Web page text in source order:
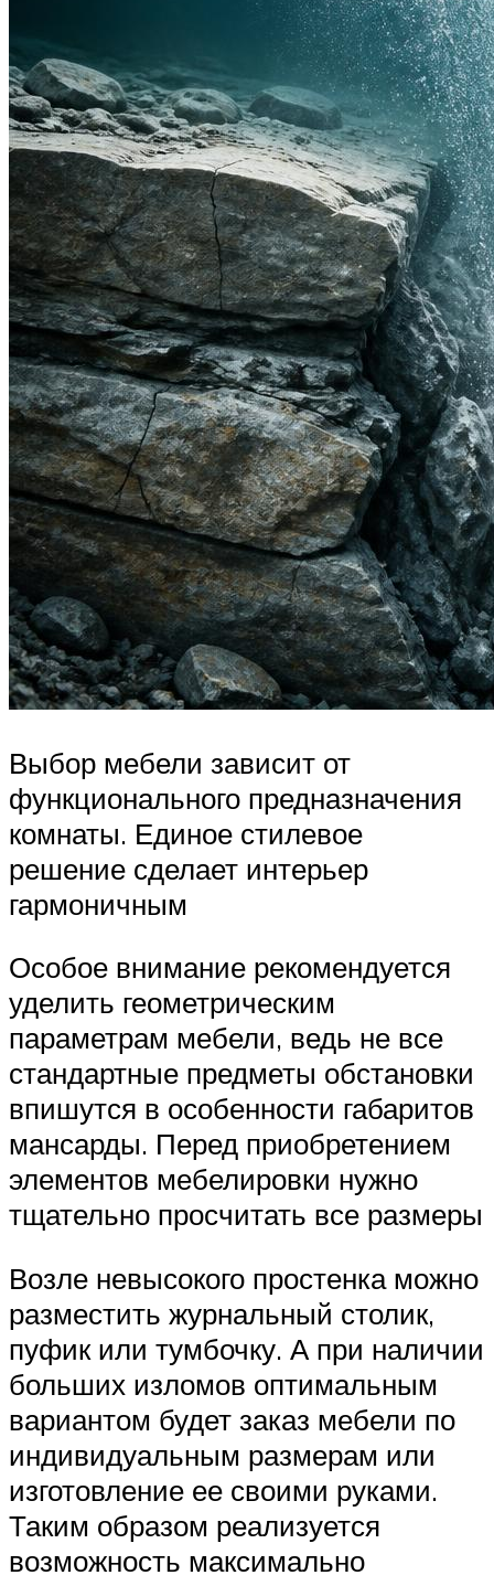
Выбор мебели зависит от
функционального предназначения
комнаты. Единое стилевое
решение сделает интерьер
гармоничным
Особое внимание рекомендуется
уделить геометрическим
параметрам мебели, ведь не все
стандартные предметы обстановки
впишутся в особенности габаритов
мансарды. Перед приобретением
элементов мебелировки нужно
тщательно просчитать все размеры
Возле невысокого простенка можно
разместить журнальный столик,
пуфик или тумбочку. А при наличии
больших изломов оптимальным
вариантом будет заказ мебели по
индивидуальным размерам или
изготовление ее своими руками.
Таким образом реализуется
возможность максимально